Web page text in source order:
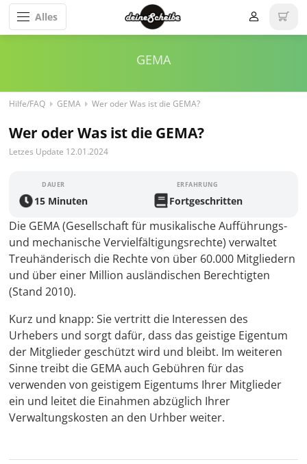
Alles
GEMA
Hilfe/FAQ GEMA Wer oder Was ist die GEMA?
Wer oder Was ist die GEMA?
Letzes Update 12.01.2024
Die GEMA (Gesellschaft für musikalische Aufführungs-
und mechanische Vervielfältigungsrechte) verwaltet
Treuhänderisch die Rechte von über 60.000 Mitgliedern
und über einer Million ausländischen Berechtigten
(Stand 2010).
Kurz und knapp: Sie vertritt die Interessen des
Urhebers und sorgt dafür, dass das geistige Eigentum
der Mitglieder geschützt wird und bleibt. Im weiteren
Sinne treibt die GEMA auch Gebühren für das
verwenden von geistigem Eigentums Ihrer Mitglieder
ein und leitet die Einahmen abzüglich Ihrer
Verwaltungskosten an den Urhber weiter.
DAUER
15 Minuten
ERFAHRUNG
Fortgeschritten